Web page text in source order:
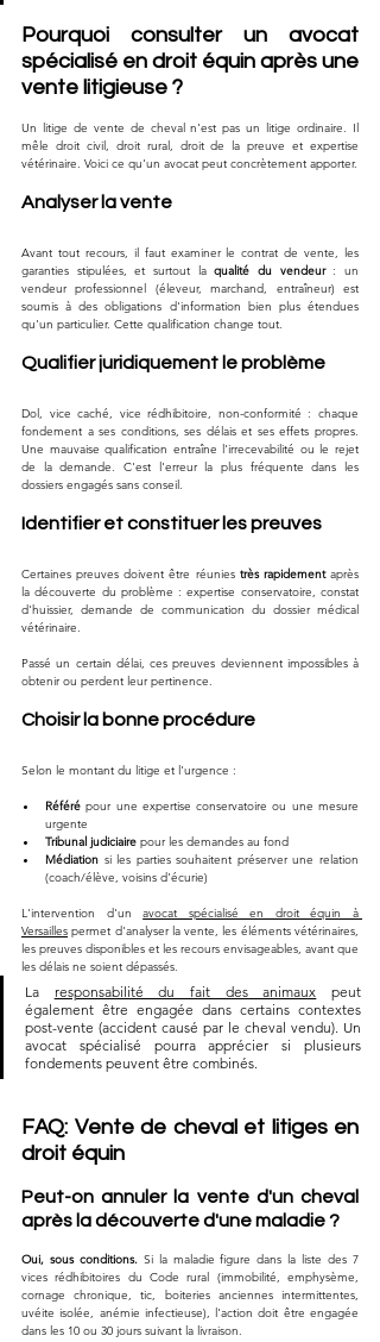
Pourquoi consulter un avocat
spécialisé en droit équin après une
vente litigieuse ?
Un litige de vente de cheval n'est pas un litige ordinaire. Il
mêle droit civil, droit rural, droit de la preuve et expertise
vétérinaire. Voici ce qu'un avocat peut concrètement apporter.
Analyser la vente
Avant tout recours, il faut examiner le contrat de vente, les
garanties stipulées, et surtout la qualité du vendeur : un
vendeur professionnel (éleveur, marchand, entraîneur) est
soumis à des obligations d'information bien plus étendues
qu'un particulier. Cette qualification change tout.
Qualifier juridiquement le problème
Dol, vice caché, vice rédhibitoire, non-conformité : chaque
fondement a ses conditions, ses délais et ses effets propres.
Une mauvaise qualification entraîne l'irrecevabilité ou le rejet
de la demande. C'est l'erreur la plus fréquente dans les
dossiers engagés sans conseil.
Identifier et constituer les preuves
Certaines preuves doivent être réunies très rapidement après
la découverte du problème : expertise conservatoire, constat
d'huissier, demande de communication du dossier médical
vétérinaire.
Passé un certain délai, ces preuves deviennent impossibles à
obtenir ou perdent leur pertinence.
Choisir la bonne procédure
Selon le montant du litige et l'urgence :
Référé pour une expertise conservatoire ou une mesure
urgente
Tribunal judiciaire pour les demandes au fond
Médiation si les parties souhaitent préserver une relation
(coach/élève, voisins d'écurie)
L'intervention d'un avocat spécialisé en droit équin à
Versailles permet d'analyser la vente, les éléments vétérinaires,
les preuves disponibles et les recours envisageables, avant que
les délais ne soient dépassés.
La responsabilité du fait des animaux peut
également être engagée dans certains contextes
post-vente (accident causé par le cheval vendu). Un
avocat spécialisé pourra apprécier si plusieurs
fondements peuvent être combinés.
FAQ: Vente de cheval et litiges en
droit équin
Peut-on annuler la vente d'un cheval
après la découverte d'une maladie ?
Oui, sous conditions. Si la maladie figure dans la liste des 7
vices rédhibitoires du Code rural (immobilité, emphysème,
cornage chronique, tic, boiteries anciennes intermittentes,
uvéite isolée, anémie infectieuse), l'action doit être engagée
dans les 10 ou 30 jours suivant la livraison.